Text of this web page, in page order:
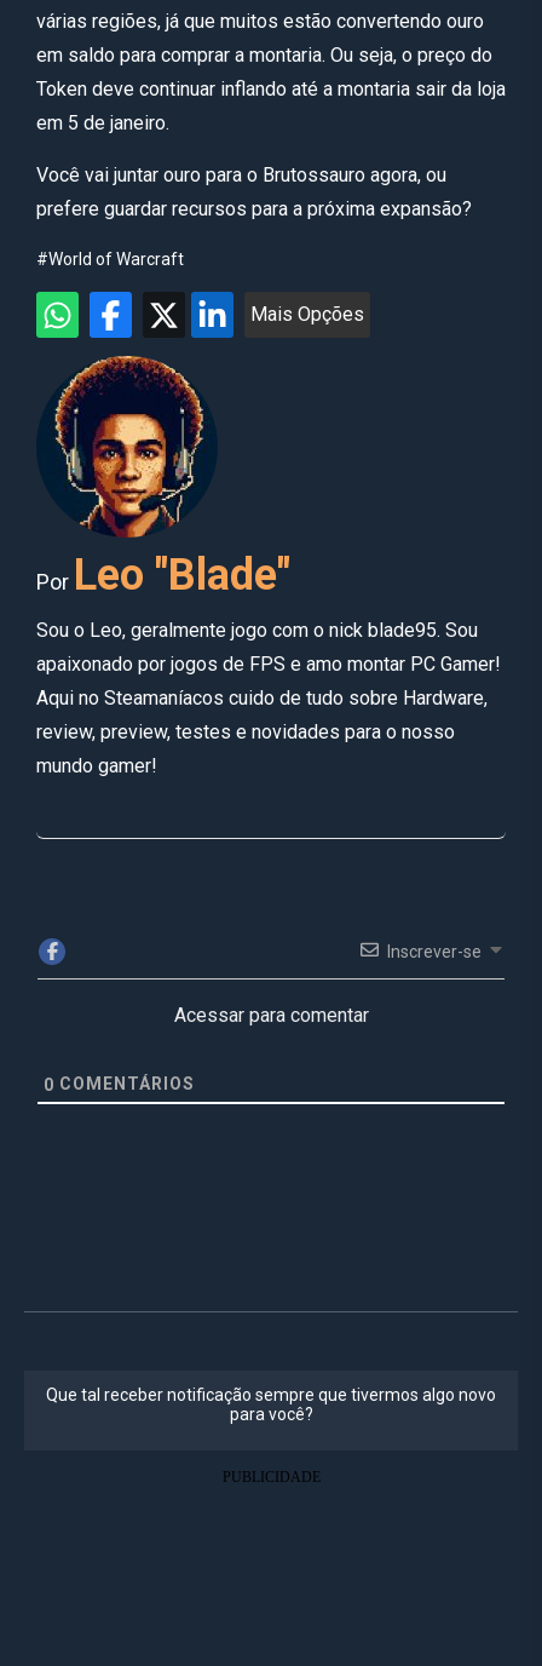
várias regiões, já que muitos estão convertendo ouro
em saldo para comprar a montaria. Ou seja, o preço do
Token deve continuar inflando até a montaria sair da loja
em 5 de janeiro.
Você vai juntar ouro para o Brutossauro agora, ou
prefere guardar recursos para a próxima expansão?
#World of Warcraft
Mais Opções
Por Leo "Blade"
Sou o Leo, geralmente jogo com o nick blade95. Sou
apaixonado por jogos de FPS e amo montar PC Gamer!
Aqui no Steamaníacos cuido de tudo sobre Hardware,
review, preview, testes e novidades para o nosso
mundo gamer!
Inscrever-se
Acessar para comentar
0 COMENTÁRIOS